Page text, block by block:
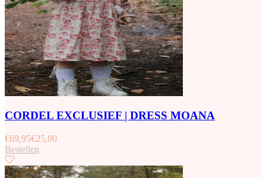
CORDEL EXCLUSIEF | DRESS MOANA
€69,95€25,00
Bestellen